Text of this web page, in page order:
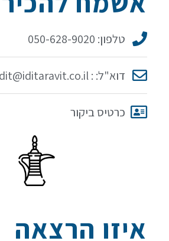
איזו הרצאה
טלפון: 050-628-9020
דוא"ל: : idit@iditaravit.co.il
כרטיס ביקור